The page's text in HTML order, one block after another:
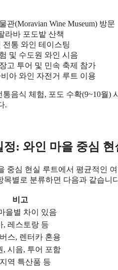
(Moravian Wine Museum) 방문
라바 포도밭 산책
통 와인 테이스팅
및 수도원 와인 시음
고 투어 및 민속 축제 참가
아 와인 자전거 루트 이용
음식 체험, 포도 수확(9~10월)
.
: 와인 마을 중심
중심 현실 루트에서 평균적인
별로 분류하면 다음과 같습니
비고
을별 차이 있음
, 레스토랑 등
스, 렌터카 혼용
, 시음, 투어 포함
역 특산품 등